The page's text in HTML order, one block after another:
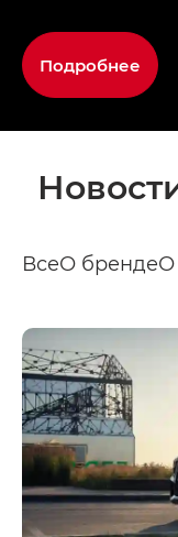
Подробнее
ВсеО брендеО